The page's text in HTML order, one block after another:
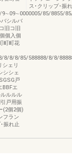
85/8855/
シルバ
旧コ旧
個入個
町町花
8/8/8/85/588888/8/8/
シェリ
シシェ
戸
BBFエ
ルルル
戸用振
(2個2個)
フラン
振れ止
ス･クリップ･振